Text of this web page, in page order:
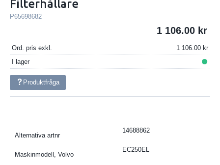
Filterhållare
P65698682
1 106.00
Ord. pris exkl.
1 106.00
I lager
Produktfråga
Alternativa artnr
14688862
Maskinmodell, Volvo
EC250EL